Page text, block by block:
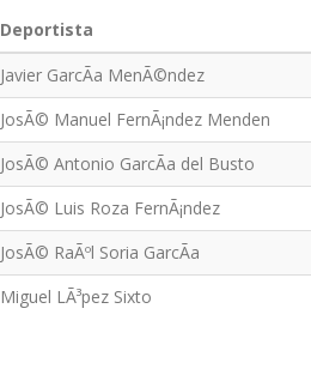
Deportista
Javier GarcÃ­a MenÃ©ndez
JosÃ© Manuel FernÃ¡ndez Menden
JosÃ© Antonio GarcÃ­a del Busto
JosÃ© Luis Roza FernÃ¡ndez
JosÃ© RaÃºl Soria GarcÃ­a
Miguel LÃ³pez Sixto